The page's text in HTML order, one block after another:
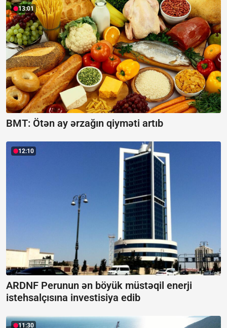
13:01
BMT: Ötən ay ərzağın qiyməti artıb
12:10
ARDNF Perunun ən böyük müstəqil enerji
istehsalçısına investisiya edib
11:30